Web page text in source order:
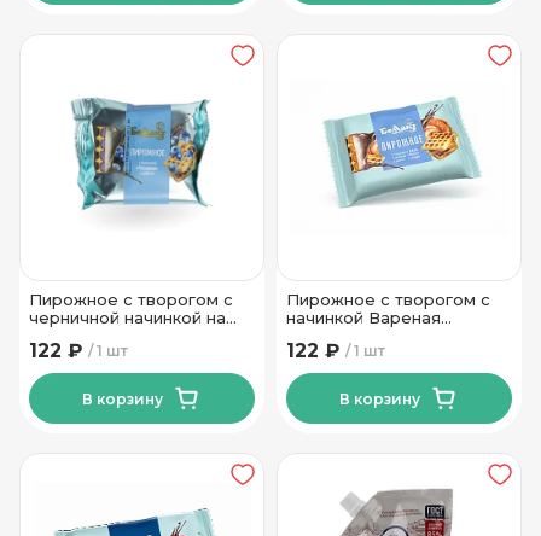
Пирожное с творогом с
черничной начинкой на
Беллакт1 шт
122 ₽
В корзину
Пирожное с творогом с
начинкой Вареная
100гр Тм Беллакт
1 шт
122 ₽
В корзину